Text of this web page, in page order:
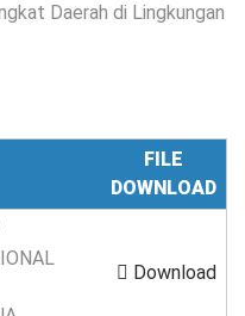
Daerah di Lingkungan
FILE
DOWNLOAD
Download